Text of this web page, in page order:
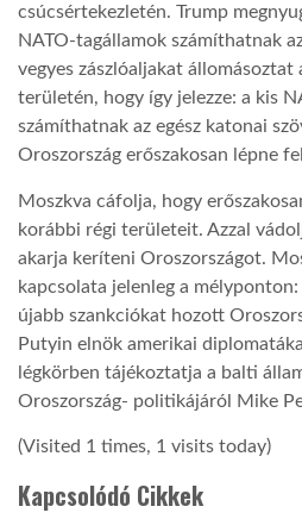
LATIMO.HU
csúcsértekezletén. Trump
NATO-tagállamok számíthatnak
vegyes zászlóaljakat állomásoztat
területén, hogy így jelezze: a kis
számíthatnak az egész katonai
Oroszország erőszakosan lépne
Moszkva cáfolja, hogy
korábbi régi területeit. Azzal
akarja keríteni Oroszországot.
kapcsolata jelenleg a
újabb szankciókat hozott
Putyin elnök amerikai
légkörben tájékoztatja a balti
Oroszország- politikájáról Mike
(Visited 1 times, 1 visits today)
Kapcsolódó Cikkek